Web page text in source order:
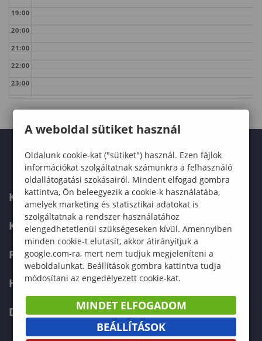
19:00
20:00
21:00
22:00
23:00
KARUNK
KÉPZÉSEK
FELVÉTELIZŐKNEK
HALLGATÓKNAK
DOKTORI ISKOLA
A weboldal sütiket használ
Oldalunk cookie-kat ("sütiket") használ. Ezen fájlok
információkat szolgáltatnak számunkra a felhasználó
oldallátogatási szokásairól. Mindent elfogad gombra
kattintva, Ön beleegyezik a cookie-k használatába,
amelyek marketing és statisztikai adatokat is
szolgáltatnak a rendszer használatához
elengedhetetlenül szükségeseken kívül. Amennyiben
minden cookie-t elutasít, akkor átirányítjuk a
google.com-ra, mert nem tudjuk megjeleníteni a
weboldalunkat. Beállítások gombra kattintva tudja
módosítani az engedélyezett cookie-kat.
MINDET ELFOGADOM
BEÁLLÍTÁSOK